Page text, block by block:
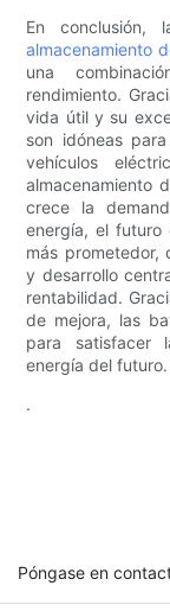
En conclusión,
almacenamiento
una
rendimiento.
vida útil y su
son idóneas
vehículos
almacenamiento
crece la
energía, el futuro
más prometedor,
y desarrollo
rentabilidad.
de mejora, las
para satisfacer
energía del futuro.
.
Póngase en